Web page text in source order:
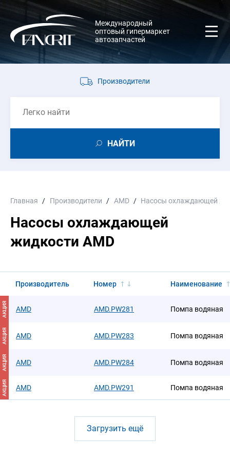
Международный
оптовый гипермаркет
автозапчастей
Производители
НАЙТИ
Главная Производители AMD Насосы охлаждающей
Насосы охлаждающей
жидкости AMD
Производитель Номер Наименование
АКЦИЯ AMD AMD.PW281 Помпа водяная
АКЦИЯ AMD AMD.PW283 Помпа водяная
АКЦИЯ AMD AMD.PW284 Помпа водяная
АКЦИЯ AMD AMD.PW291 Помпа водяная
Загрузить ещё